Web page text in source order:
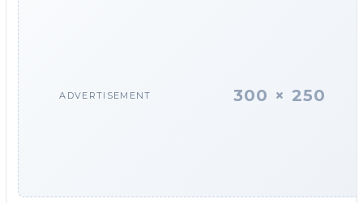
ADVERTISEMENT 300 × 250